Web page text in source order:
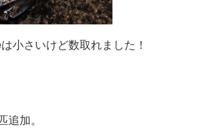
小さいけど数取れました！
加。